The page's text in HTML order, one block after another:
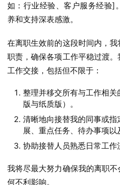
如：行业经验、客户服务经验]
养和支持深表感激。
在离职生效前的这段时间内，
职责，确保各项工作平稳过渡
工作交接，包括但不限于：
整理并移交所有与工作相
版与纸质版）。
清晰地向接替我的同事或
展、重点任务、待办事项以
协助接替人员熟悉日常工作
我将尽最大努力确保我的离职
何不利影响。